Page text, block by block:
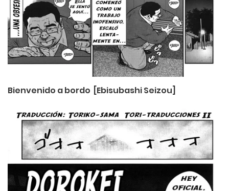
Bienvenido a bordo [Ebisubashi Seizou]